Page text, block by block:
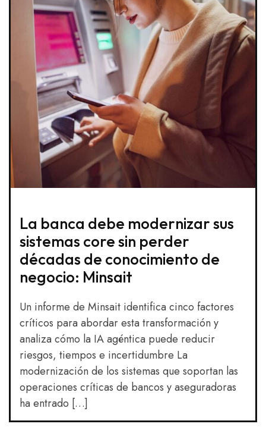
La banca debe modernizar sus
sistemas core sin perder
décadas de conocimiento de
negocio: Minsait
Un informe de Minsait identifica cinco factores
críticos para abordar esta transformación y
analiza cómo la IA agéntica puede reducir
riesgos, tiempos e incertidumbre La
modernización de los sistemas que soportan las
operaciones críticas de bancos y aseguradoras
ha entrado […]